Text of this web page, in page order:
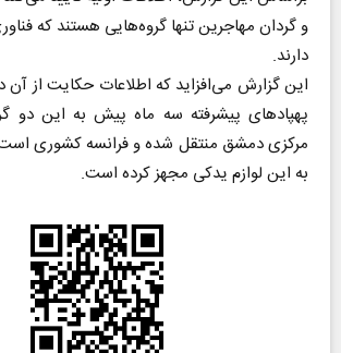
و گردان مهاجرین تنها گروه‌هایی هستند که
دارند.
این گزارش می‌افزاید که اطلاعات حکایت از آن
پهپاد‌های پیشرفته سه ماه پیش به این دو
مرکزی دمشق منتقل شده و فرانسه کشوری است
به این لوازم یدکی مجهز کرده است.